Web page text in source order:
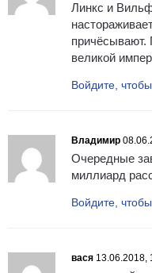
Линкс и
причёсывают.
великой
Войдите,
Владимир
Очередные
миллиард
Войдите,
вася 13.06.2018,